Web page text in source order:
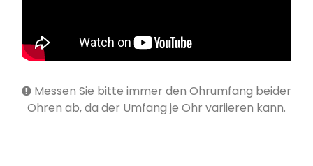
Messen Sie bitte immer den Ohrumfang beider
Ohren ab, da der Umfang je Ohr variieren kann.